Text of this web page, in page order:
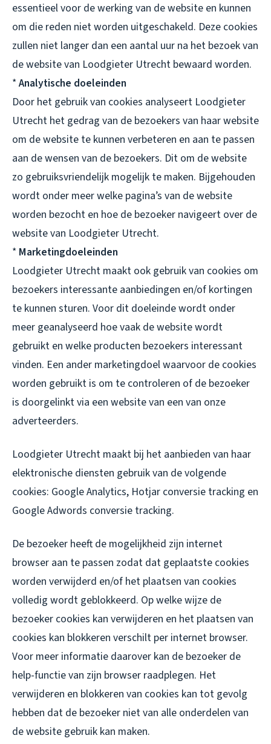
essentieel voor de werking van de website en kunnen
om die reden niet worden uitgeschakeld. Deze cookies
zullen niet langer dan een aantal uur na het bezoek van
de website van Loodgieter Utrecht bewaard worden.
*Analytische doeleinden
Door het gebruik van cookies analyseert Loodgieter
Utrecht het gedrag van de bezoekers van haar website
om de website te kunnen verbeteren en aan te passen
aan de wensen van de bezoekers. Dit om de website
zo gebruiksvriendelijk mogelijk te maken. Bijgehouden
wordt onder meer welke pagina’s van de website
worden bezocht en hoe de bezoeker navigeert over de
website van Loodgieter Utrecht.
* Marketingdoeleinden
Loodgieter Utrecht maakt ook gebruik van cookies om
bezoekers interessante aanbiedingen en/of kortingen
te kunnen sturen. Voor dit doeleinde wordt onder
meer geanalyseerd hoe vaak de website wordt
gebruikt en welke producten bezoekers interessant
vinden. Een ander marketingdoel waarvoor de cookies
worden gebruikt is om te controleren of de bezoeker
is doorgelinkt via een website van een van onze
adverteerders.
Loodgieter Utrecht maakt bij het aanbieden van haar
elektronische diensten gebruik van de volgende
cookies: Google Analytics, Hotjar conversie tracking en
Google Adwords conversie tracking.
De bezoeker heeft de mogelijkheid zijn internet
browser aan te passen zodat dat geplaatste cookies
worden verwijderd en/of het plaatsen van cookies
volledig wordt geblokkeerd. Op welke wijze de
bezoeker cookies kan verwijderen en het plaatsen van
cookies kan blokkeren verschilt per internet browser.
Voor meer informatie daarover kan de bezoeker de
help-functie van zijn browser raadplegen. Het
verwijderen en blokkeren van cookies kan tot gevolg
hebben dat de bezoeker niet van alle onderdelen van
de website gebruik kan maken.